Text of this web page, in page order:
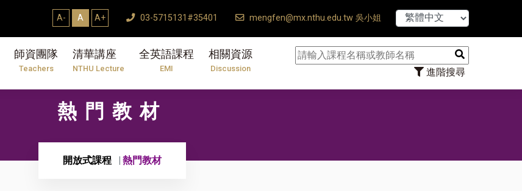
A- A A+ 03-5715131#35401 mengfen@mx.nthu.edu.tw 吳小姐
師資團隊
Teachers
清華講座
NTHU Lecture
全英語課程
EMI
相關資源
Discussion 進階搜尋
【7/31】
熱門教材
開放式課程 熱門教材